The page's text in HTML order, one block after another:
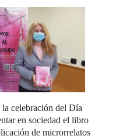
celebración del Día
en sociedad el libro
de microrrelatos